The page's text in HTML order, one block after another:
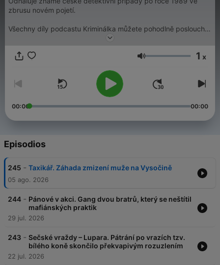
zbrusu novém pojetí.
Všechny díly podcastu Kriminálka můžete pohodlně poslouchat
v mobilní aplikaci mujRozhlas pro
Volumen 1 x
00:00 00:00
Episodios
245 - Taxikář. Záhada zmizení muže na Vysočině
05 ago. 2026
244 - Pánové v akci. Gang dvou bratrů, který se neštítil
mafiánských praktik
29 jul. 2026
243 - Sečské vraždy – Lupara. Pátrání po vrazích tzv.
bílého koně skončilo překvapivým rozuzlením
22 jul. 2026